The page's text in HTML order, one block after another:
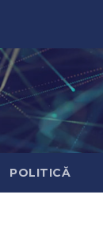
POLITICĂ